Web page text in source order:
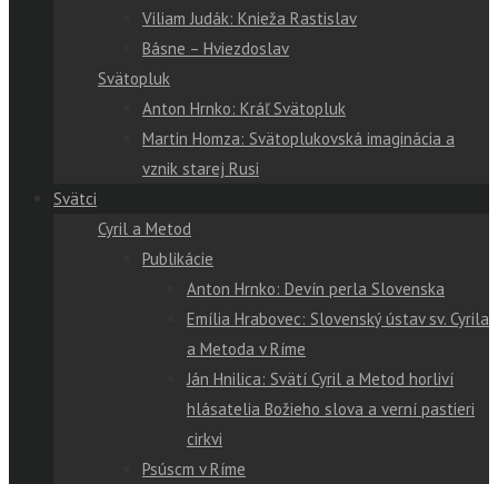
Viliam Judák: Knieža Rastislav
Básne – Hviezdoslav
Svätopluk
Anton Hrnko: Kráľ Svätopluk
Martin Homza: Svätoplukovská imaginácia a
vznik starej Rusi
Svätci
Cyril a Metod
Publikácie
Anton Hrnko: Devín perla Slovenska
Emília Hrabovec: Slovenský ústav sv. Cyrila
a Metoda v Ríme
Ján Hnilica: Svätí Cyril a Metod horliví
hlásatelia Božieho slova a verní pastieri
cirkvi
Psúscm v Ríme